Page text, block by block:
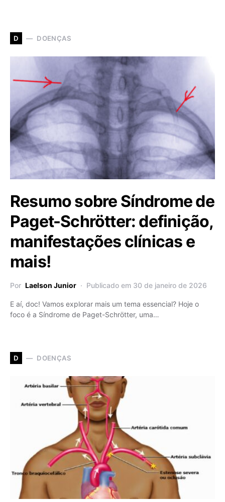
D DOENÇAS
Resumo sobre Síndrome de
Paget-Schrötter: definição,
manifestações clínicas e
mais!
Por Laelson Junior Publicado em 30 de janeiro de 2026
E aí, doc! Vamos explorar mais um tema essencial? Hoje o
foco é a Síndrome de Paget-Schrötter, uma…
D DOENÇAS